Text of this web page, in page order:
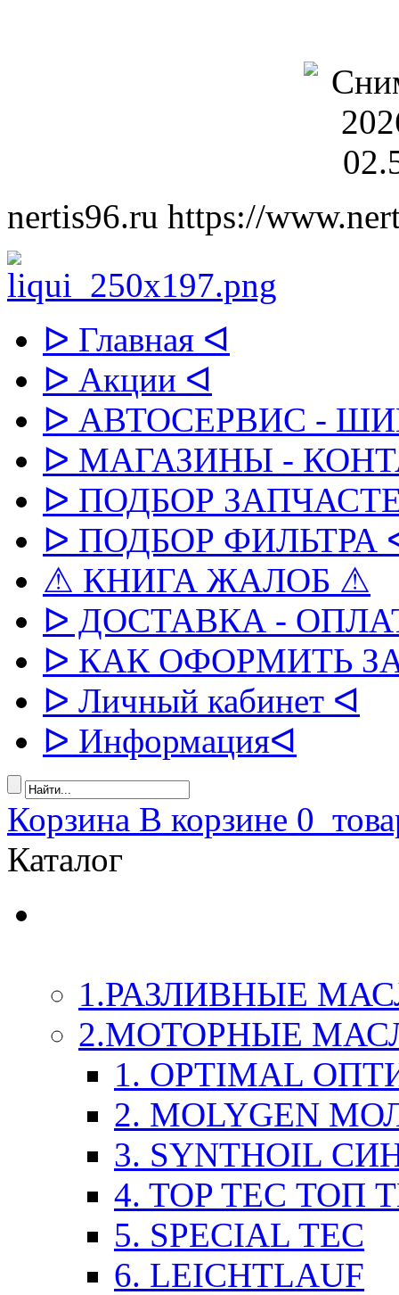
nertis96.ru https://
ᐅ Главная ᐊ
ᐅ Акции ᐊ
ᐅ АВТОСЕРВИС -
ᐅ МАГАЗИНЫ -
ᐅ ПОДБОР
ᐅ ПОДБОР ФИЛЬТРА
⚠ КНИГА ЖАЛОБ ⚠
ᐅ ДОСТАВКА -
ᐅ КАК ОФОРМИТЬ
ᐅ Личный кабинет ᐊ
ᐅ Информацияᐊ
Корзина В корзине 0
Каталог
1.РАЗЛИВНЫЕ
2.МОТОРНЫЕ
1. OPTIMAL
2. MOLYGEN
3. SYNTHOIL
4. TOP TEC ТОП
5. SPECIAL TEC
6. LEICHTLAUF